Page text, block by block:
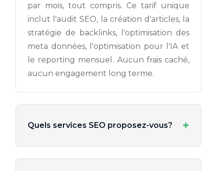
par mois, tout compris. Ce tarif unique
inclut l'audit SEO, la création d'articles, la
stratégie de backlinks, l'optimisation des
meta données, l'optimisation pour l'IA et
le reporting mensuel. Aucun frais caché,
aucun engagement long terme.
Quels services SEO proposez-vous? +